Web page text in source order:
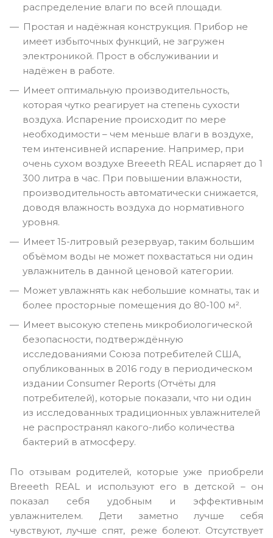
распределение влаги по всей площади.
Простая и надёжная конструкция. Прибор не
имеет избыточных функций, не загружен
электроникой. Прост в обслуживании и
надёжен в работе.
Имеет оптимальную производительность,
которая чутко реагирует на степень сухости
воздуха. Испарение происходит по мере
необходимости – чем меньше влаги в воздухе,
тем интенсивней испарение. Например, при
очень сухом воздухе Breeeth REAL испаряет до 1
300 литра в час. При повышении влажности,
производительность автоматически снижается,
доводя влажность воздуха до нормативного
уровня.
Имеет 15-литровый резервуар, таким большим
объёмом воды не может похвастаться ни один
увлажнитель в данной ценовой категории.
Может увлажнять как небольшие комнаты, так и
более просторные помещения до 80-100 м².
Имеет высокую степень микробиологической
безопасности, подтверждённую
исследованиями Союза потребителей США,
опубликованных в 2016 году в периодическом
издании Consumer Reports (Отчёты для
потребителей), которые показали, что ни один
из исследованных традиционных увлажнителей
не распространял какого-либо количества
бактерий в атмосферу.
По отзывам родителей, которые уже приобрели
Breeeth REAL и используют его в детской – он
показал себя удобным и эффективным
увлажнителем. Дети заметно лучше себя
чувствуют, лучше спят, реже болеют. Отсутствует